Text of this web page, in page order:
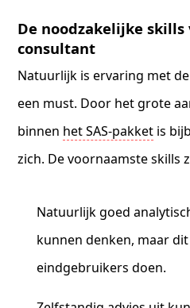
De noodzakelijke skills
consultant
Natuurlijk is ervaring met
een must. Door het grote
binnen het SAS-pakket is
zich. De voornaamste skills
Natuurlijk goed
kunnen denken, maar
eindgebruikers doen.